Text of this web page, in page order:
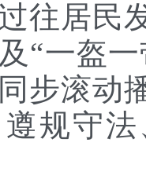
往居民
“一盔
步滚动
规守